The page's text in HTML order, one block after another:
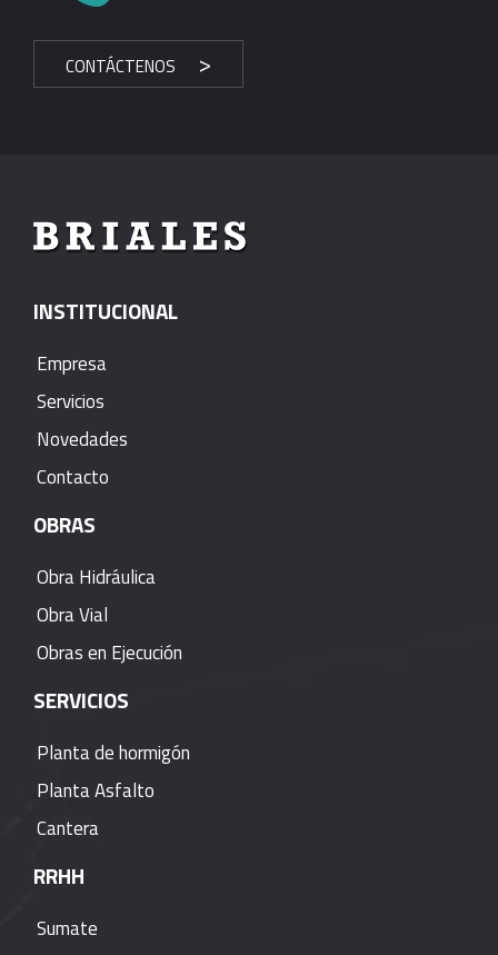
CONTÁCTENOS
INSTITUCIONAL
Empresa
Servicios
Novedades
Contacto
OBRAS
Obra Hidráulica
Obra Vial
Obras en Ejecución
SERVICIOS
Planta de hormigón
Planta Asfalto
Cantera
RRHH
Sumate